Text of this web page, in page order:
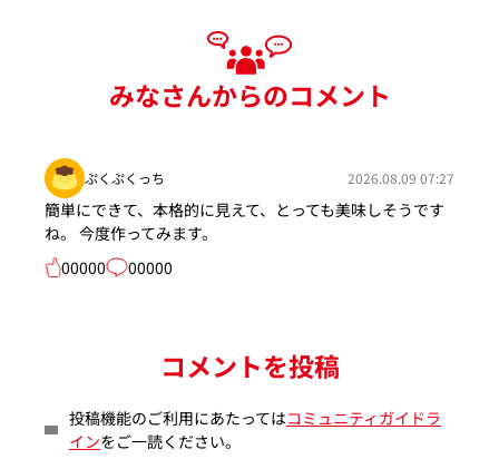
みなさんからのコメント
ぷくぷくっち 2026.08.09 07:27
簡単にできて、本格的に見えて、とっても美味しそうです
ね。 今度作ってみます。
00000
00000
コメントを投稿
投稿機能のご利用にあたってはコミュニティガイドラ
インをご一読ください。